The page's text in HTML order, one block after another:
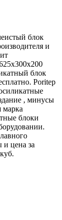
блок
и
блок
Poritep
, минусы
марка
блоки
и цена за